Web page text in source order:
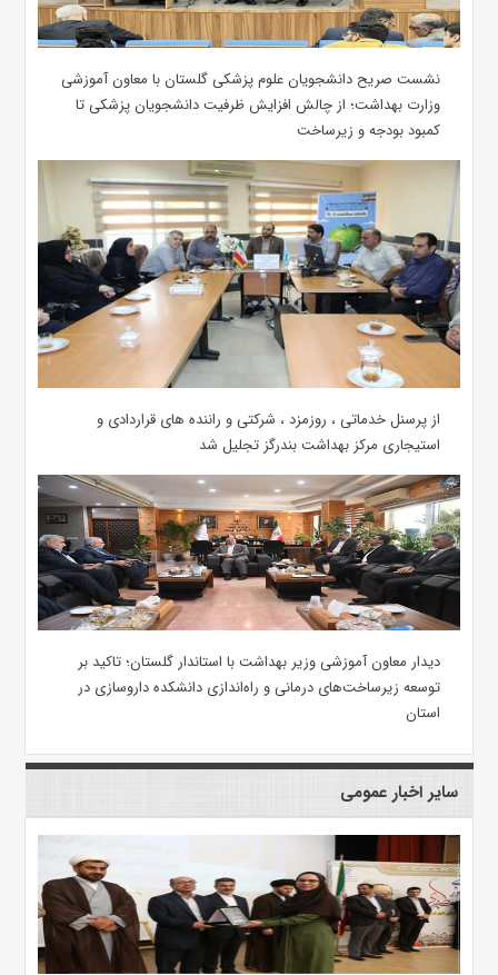
نشست صریح دانشجویان علوم پزشکی گلستان با معاون آموزشی
وزارت بهداشت؛ از چالش افزایش ظرفیت دانشجویان ‌پزشکی تا
کمبود بودجه و زیرساخت
از پرسنل خدماتی ، روزمزد ، شرکتی و راننده های قراردادی و
استیجاری مرکز بهداشت بندرگز تجلیل شد
دیدار معاون آموزشی وزیر بهداشت با استاندار گلستان؛ تاکید بر
توسعه زیرساخت‌های درمانی و راه‌اندازی دانشکده داروسازی در
استان
سایر اخبار عمومی